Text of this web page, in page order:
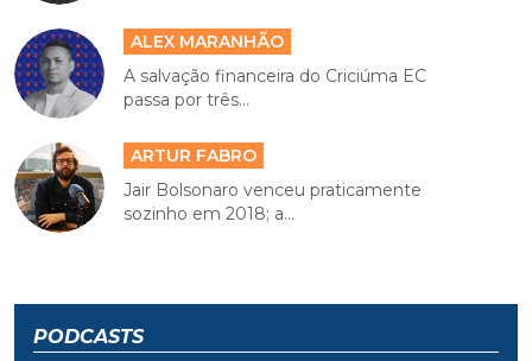
ALEX MARANHÃO
A salvação financeira do Criciúma EC
passa por três...
ARTUR FABRO
Jair Bolsonaro venceu praticamente
sozinho em 2018; a...
PODCASTS